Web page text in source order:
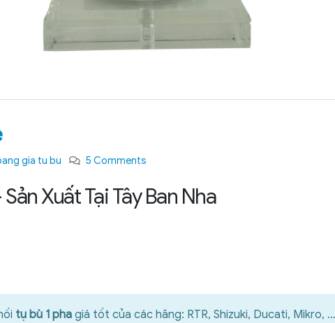
gia tu bu 5 Comments
Sản Xuất Tại Tây Ban Nha
tụ bù 1 pha giá tốt của các hãng: RTR, Shizuki, Ducati, Mikro, …